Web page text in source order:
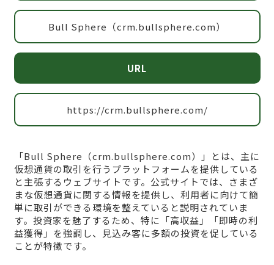
Bull Sphere（crm.bullsphere.com）
URL
https://crm.bullsphere.com/
「Bull Sphere（crm.bullsphere.com）」とは、主に
仮想通貨の取引を行うプラットフォームを提供している
と主張するウェブサイトです。公式サイトでは、さまざ
まな仮想通貨に関する情報を提供し、利用者に向けて簡
単に取引ができる環境を整えていると説明されていま
す。投資家を魅了するため、特に「高収益」「即時の利
益獲得」を強調し、見込み客に多額の投資を促している
ことが特徴です。